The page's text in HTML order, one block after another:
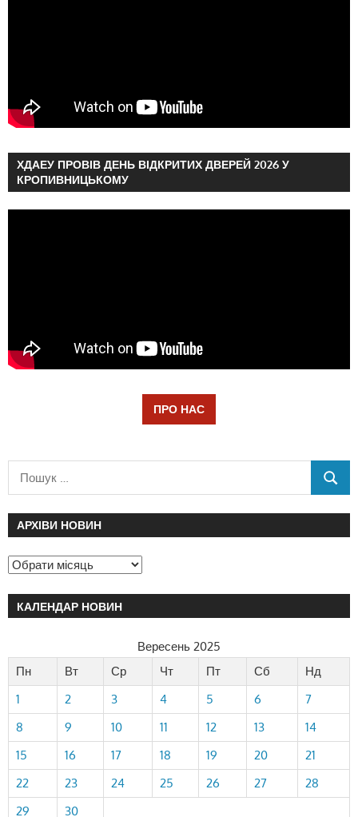
ХДАЕУ ПРОВІВ ДЕНЬ ВІДКРИТИХ ДВЕРЕЙ 2026 У
КРОПИВНИЦЬКОМУ
ПРО НАС
АРХІВИ НОВИН
КАЛЕНДАР НОВИН
Вересень 2025
Пн
Вт Ср Чт Пт Сб
Нд
1
2 3 4 5 6
7
8
9 10 11 12 13
14
15
16 17 18 19 20
21
22
23 24 25 26 27
28
29
30